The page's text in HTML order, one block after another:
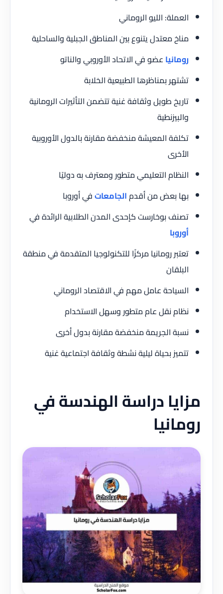
العملة: الليو الروماني
مناخ معتدل يتنوع بين المناطق الجبلية والساحلية
رومانيا عضو في الاتحاد الأوروبي والناتو
تشتهر بمناظرها الطبيعية الخلابة
تاريخ طويل وثقافة غنية تتضمن التأثيرات الرومانية
والبيزنطية
تكلفة المعيشة منخفضة مقارنة بالدول الأوروبية
الأخرى
النظام التعليمي متطور ومعترف به دوليًا
بها بعض من أقدمالجامعاتفي أوروبا
تصنف بوخارست كإحدى المدن الطلابية الرائدة في
أوروبا
تعتبر رومانيا مركزًا للتكنولوجيا المتقدمة في منطقة
البلقان
السياحة عامل مهم في الاقتصاد الروماني
نظام نقل عام متطور وسهل الاستخدام
نسبة الجريمة منخفضة مقارنة بدول أخرى
تتميز بحياة ليلية نشطة وثقافة اجتماعية غنية
مزايا دراسة الهندسة في
رومانيا